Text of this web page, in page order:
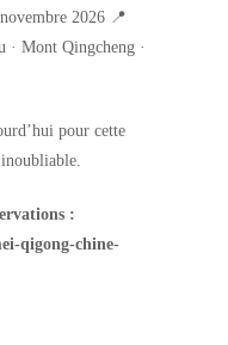
2026 📍
· Mont Qingcheng ·
pour cette
:
qigong-chine-